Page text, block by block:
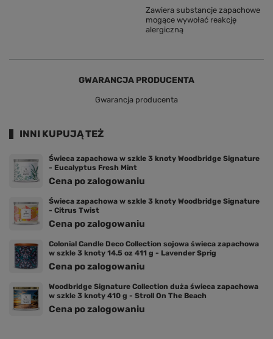
Zawiera substancje zapachowe
mogące wywołać reakcję
alergiczną
GWARANCJA PRODUCENTA
Gwarancja producenta
INNI KUPUJĄ TEŻ
Świeca zapachowa w szkle 3 knoty Woodbridge Signature
- Eucalyptus Fresh Mint
Cena po zalogowaniu
Świeca zapachowa w szkle 3 knoty Woodbridge Signature
- Citrus Twist
Cena po zalogowaniu
Colonial Candle Deco Collection sojowa świeca zapachowa
w szkle 3 knoty 14.5 oz 411 g - Lavender Sprig
Cena po zalogowaniu
Woodbridge Signature Collection duża świeca zapachowa
w szkle 3 knoty 410 g - Stroll On The Beach
Cena po zalogowaniu